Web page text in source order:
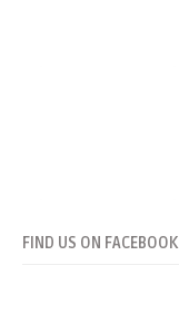
FIND US ON FACEBOOK